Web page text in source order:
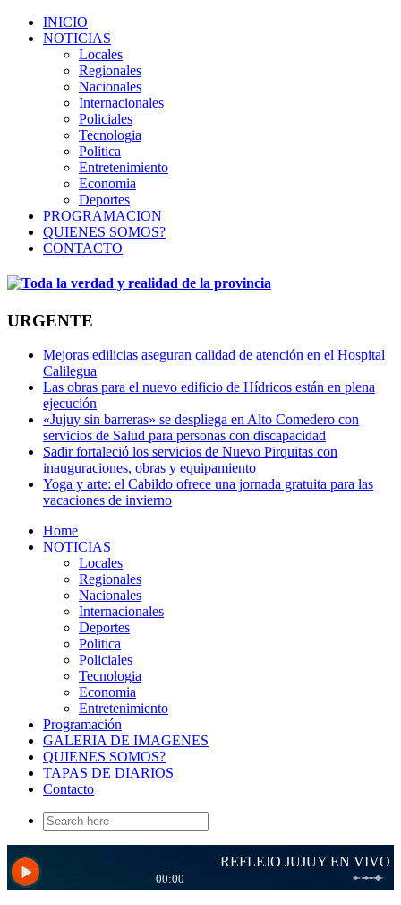
INICIO
NOTICIAS
Locales
Regionales
Nacionales
Internacionales
Policiales
Tecnologia
Politica
Entretenimiento
Economia
Deportes
PROGRAMACION
QUIENES SOMOS?
CONTACTO
URGENTE
Mejoras edilicias aseguran calidad de atención en el Hospital
Calilegua
Las obras para el nuevo edificio de Hídricos están en plena
ejecución
«Jujuy sin barreras» se despliega en Alto Comedero con
servicios de Salud para personas con discapacidad
Sadir fortaleció los servicios de Nuevo Pirquitas con
inauguraciones, obras y equipamiento
Yoga y arte: el Cabildo ofrece una jornada gratuita para las
vacaciones de invierno
Home
NOTICIAS
Locales
Regionales
Nacionales
Internacionales
Deportes
Politica
Policiales
Tecnologia
Economia
Entretenimiento
Programación
GALERIA DE IMAGENES
QUIENES SOMOS?
TAPAS DE DIARIOS
Contacto
Search
for: